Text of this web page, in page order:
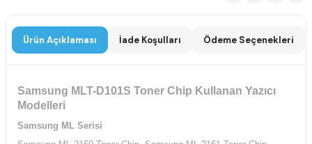
Ürün Açıklaması İade Koşulları Ödeme Seçenekleri
Samsung MLT-D101S Toner Chip Kullanan Yazıcı
Modelleri
Samsung ML Serisi